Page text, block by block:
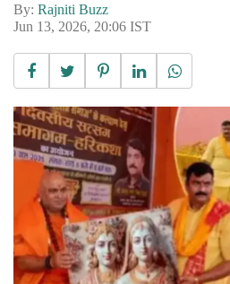
By: Rajniti Buzz
Jun 13, 2026, 20:06 IST